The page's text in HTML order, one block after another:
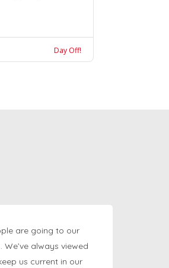
Day Off!
are going to our
always viewed
us current in our